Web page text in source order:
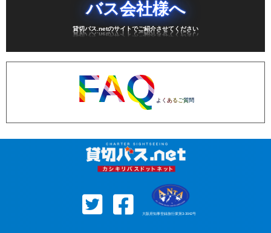
バス会社様へ
貸切バス.netのサイトでご紹介させてください
FAQ よくあるご質問
大阪府知事登録旅行業第3-3042号